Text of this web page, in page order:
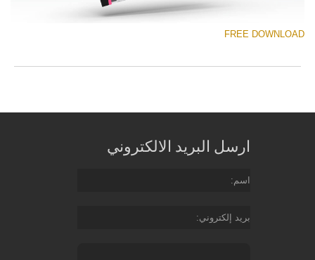
FREE DOWNLOAD
ارسل البريد الالكتروني
اسم
بريد إلكتروني